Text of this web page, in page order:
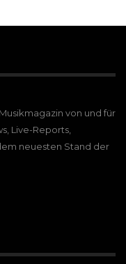
von und für
Live-Reports,
neuesten Stand der